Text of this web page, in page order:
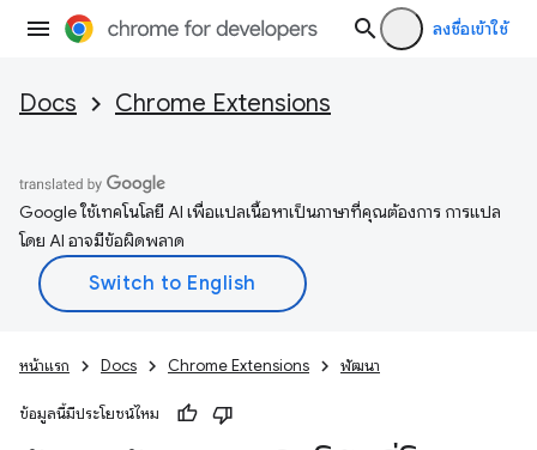
ลงชื่อเข้าใช้
Docs Chrome Extensions
Google ใช้เทคโนโลยี AI เพื่อแปลเนื้อหาเป็นภาษาที่คุณต้องการ การแปล
โดย AI อาจมีข้อผิดพลาด
หน้าแรก Docs Chrome Extensions พัฒนา
ข้อมูลนี้มีประโยชน์ไหม